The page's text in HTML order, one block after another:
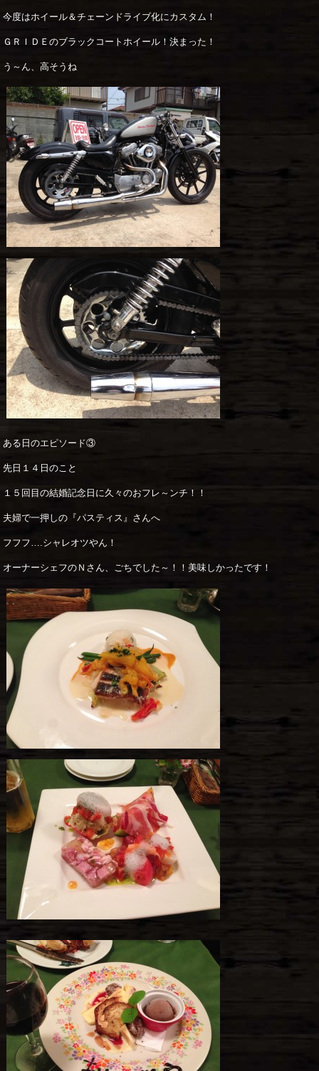
今度はホイール＆チェーンドライブ化にカスタム！
ＧＲＩＤＥのブラックコートホイール！決まった！
う～ん、高そうね
ある日のエピソード③
先日１４日のこと
１５回目の結婚記念日に久々のおフレ～ンチ！！
夫婦で一押しの『パスティス』さんへ
フフフ….シャレオツやん！
オーナーシェフのＮさん、ごちでした～！！美味しかったです！